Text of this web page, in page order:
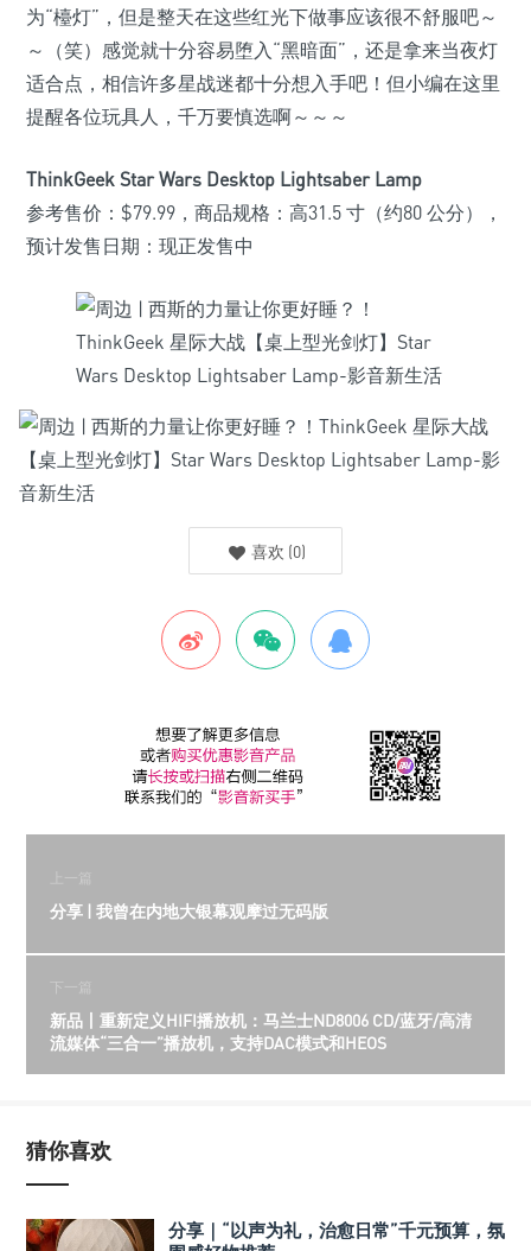
为“檯灯”，但是整天在这些红光下做事应该很不舒服吧～
～（笑）感觉就十分容易堕入“黑暗面”，还是拿来当夜灯
适合点，相信许多星战迷都十分想入手吧！但小编在这里
提醒各位玩具人，千万要慎选啊～～～
ThinkGeek Star Wars Desktop Lightsaber Lamp
参考售价：$79.99，商品规格：高31.5 寸（约80 公分），
预计发售日期：现正发售中
喜欢 (0)
上一篇
分享 | 我曾在内地大银幕观摩过无码版
下一篇
新品丨重新定义HIFI播放机：马兰士ND8006 CD/蓝牙/高清
流媒体“三合一”播放机，支持DAC模式和HEOS
猜你喜欢
分享｜“以声为礼，治愈日常”千元预算，氛